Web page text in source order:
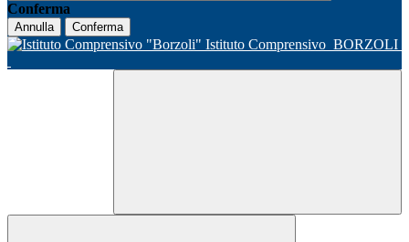
Conferma
Annulla Conferma
Istituto Comprensivo BORZOLI